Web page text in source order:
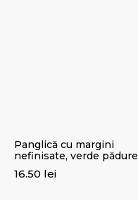
Panglică cu margini
nefinisate, verde pădure
16.50 lei